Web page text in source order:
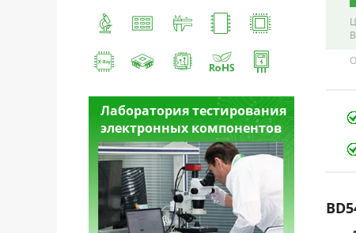
Лаборатория тестирования
электронных компонентов